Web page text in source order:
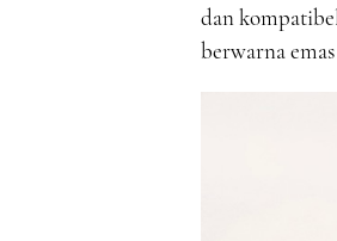
dan
berwarna